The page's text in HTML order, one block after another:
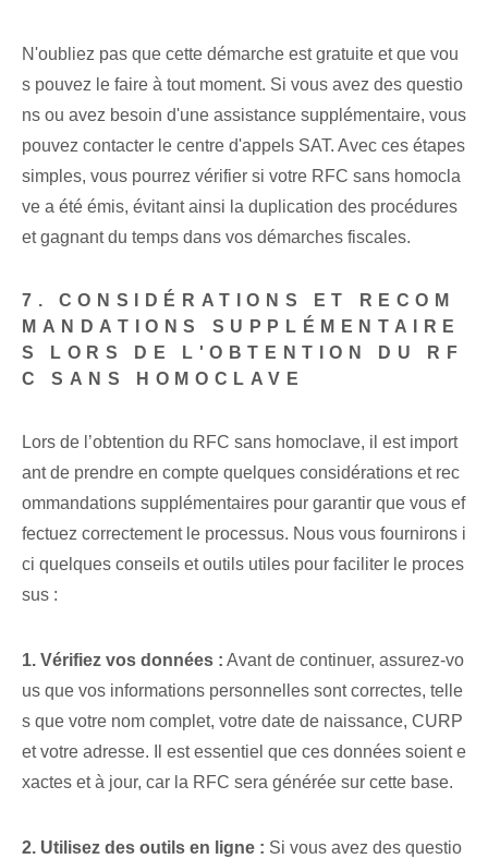
N'oubliez pas que cette démarche est gratuite et que vou
s pouvez le faire à tout moment. Si vous avez des questio
ns ou avez besoin d'une assistance supplémentaire, vous
pouvez contacter le centre d'appels SAT. Avec ces étapes
simples, vous pourrez vérifier si votre RFC sans homocla
ve a été émis, évitant ainsi la duplication des procédures
et gagnant du temps dans vos démarches fiscales.
7. CONSIDÉRATIONS ET RECOM
MANDATIONS SUPPLÉMENTAIRE
S LORS DE L'OBTENTION DU RF
C SANS HOMOCLAVE
Lors de l’obtention du RFC sans homoclave, il est import
ant de prendre en compte quelques considérations et rec
ommandations supplémentaires pour garantir que vous ef
fectuez correctement le processus. Nous vous fournirons i
ci quelques conseils et outils utiles pour faciliter le proces
sus :
1. Vérifiez vos données : Avant de continuer, assurez-vo
us que vos informations personnelles sont correctes, telle
s que votre nom complet, votre date de naissance, CURP
et votre adresse. Il est essentiel que ces données soient e
xactes et à jour, car la RFC sera générée sur cette base.
2. Utilisez des outils en ligne : Si vous avez des questio